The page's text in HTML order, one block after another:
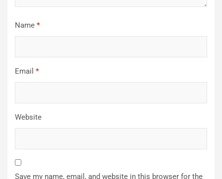
Name *
Email *
Website
Save my name, email, and website in this browser for the